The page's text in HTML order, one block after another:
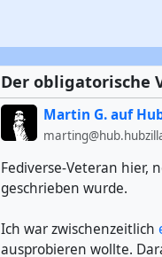
Der obligatorische
Martin G. auf
Fediverse-Veteran hier,
geschrieben wurde.
Ich war zwischenzeitlich
ausprobieren wollte.